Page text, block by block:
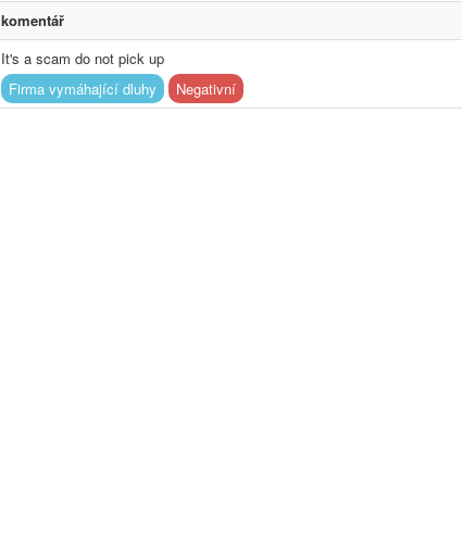
komentář
It's a scam do not pick up
Firma vymáhající dluhy
Negativní